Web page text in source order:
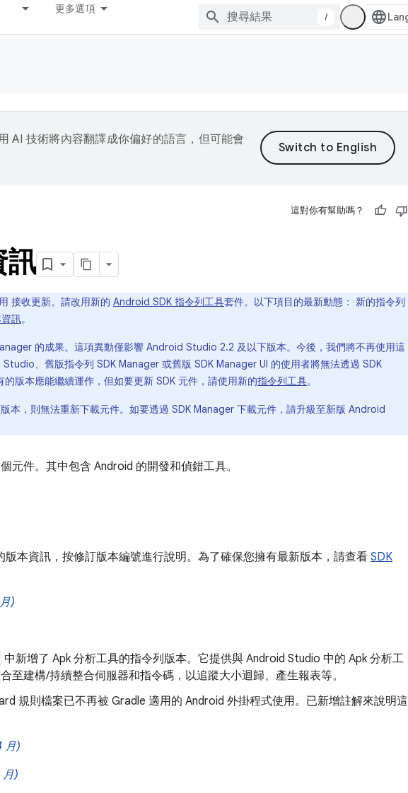
更多選項
/
AI 技術將內容翻譯成你偏好的語言，但可能會
這對你有幫助嗎？
訊
接收更新。請改用新的 Android SDK 指令列工具套件。以下項目的最新動態： 新的指令列
訊。
的成果。這項異動僅影響 Android Studio 2.2 及以下版本。今後，我們將不再使用這
、舊版指令列 SDK Manager 或舊版 SDK Manager UI 的使用者將無法透過 SDK
版本應能繼續運作，但如要更新 SDK 元件，請使用新的指令列工具。
本，則無法重新下載元件。如要透過 SDK Manager 下載元件，請升級至新版 Android
元件。其中包含 Android 的開發和偵錯工具。
本資訊，按修訂版本編號進行說明。為了確保您擁有最新版本，請查看SDK
)
中新增了 Apk 分析工具的指令列版本。它提供與 Android Studio 中的 Apk 分析工
至建構/持續整合伺服器和指令碼，以追蹤大小迴歸、產生報表等。
規則檔案已不再被 Gradle 適用的 Android 外掛程式使用。已新增註解來說明這
月)
月)